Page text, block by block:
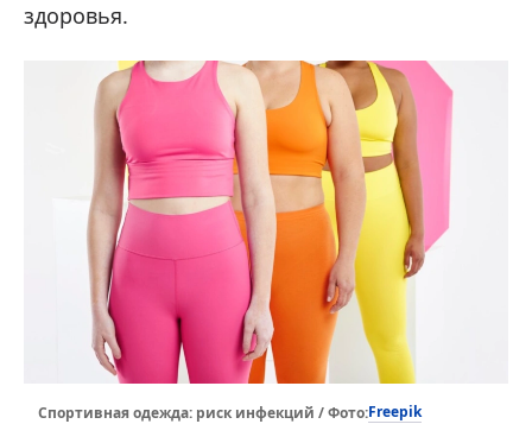
здоровья.
Спортивная одежда: риск инфекций / Фото:Freepik